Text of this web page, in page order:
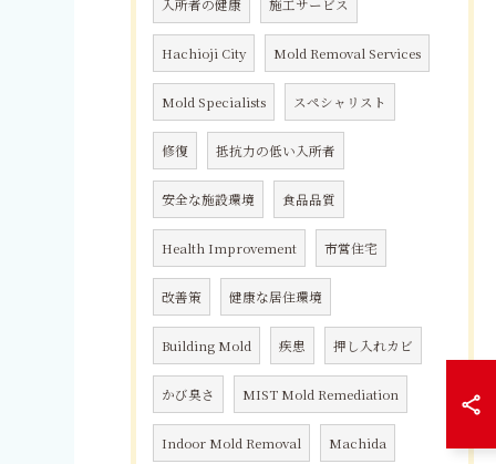
入所者の健康 施工サービス
Hachioji City Mold Removal Services
Mold Specialists スペシャリスト
修復 抵抗力の低い入所者
安全な施設環境 食品品質
Health Improvement 市営住宅
改善策 健康な居住環境
Building Mold 疾患 押し入れカビ
かび臭さ MIST Mold Remediation
Indoor Mold Removal Machida